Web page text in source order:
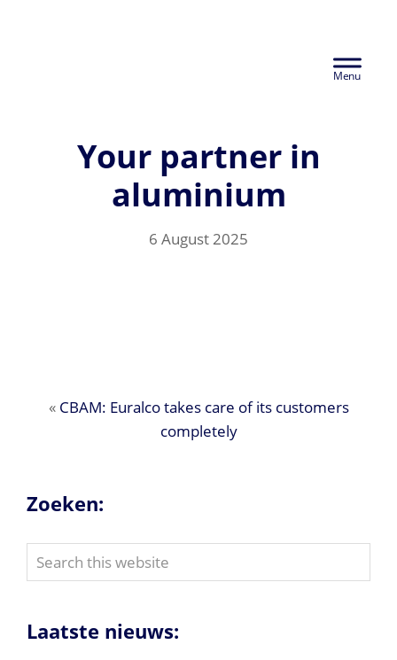
Header
Your partner in
aluminium
6 August 2025
« CBAM: Euralco takes care of its customers
completely
Zoeken:
Search
this
Laatste nieuws: